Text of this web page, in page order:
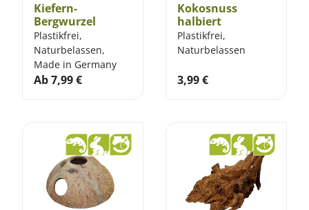
Kiefern-
Bergwurzel
Plastikfrei,
Naturbelassen,
Made in Germany
Ab7,99€
Kokosnuss
halbiert
Plastikfrei,
Naturbelassen
3,99€